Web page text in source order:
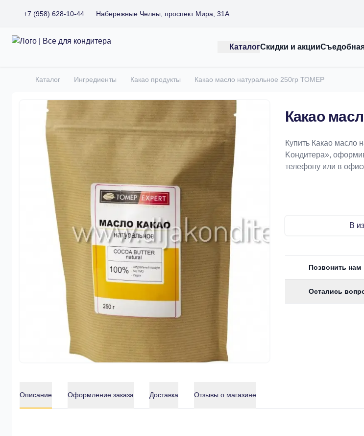
+7 (958) 628-10-44 Набережные Челны, проспект Мира, 31А
Все для кондитера
КаталогСкидки и акции
Главная
Каталог Ингредиенты Какао продукты Какао масло натуральное 250гр ТОМЕР
Какао
Купить Какао масло
Koндитeрa»,
телефону или в
В
Позвонить нам
Остались
Описание Оформление заказа Доставка Отзывы о магазине